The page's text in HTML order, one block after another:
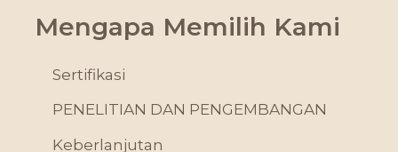
Mengapa Memilih Kami
Sertifikasi
PENELITIAN DAN PENGEMBANGAN
Keberlanjutan